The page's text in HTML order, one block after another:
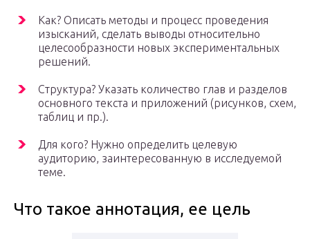
Как? Описать методы и процесс проведения
изысканий, сделать выводы относительно
целесообразности новых экспериментальных
решений.
Структура? Указать количество глав и разделов
основного текста и приложений (рисунков, схем,
таблиц и пр.).
Для кого? Нужно определить целевую
аудиторию, заинтересованную в исследуемой
теме.
Что такое аннотация, ее цель